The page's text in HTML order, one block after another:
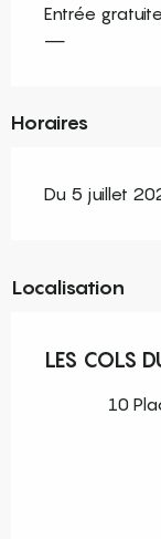
Entrée gratuite
—
Horaires
Du 5 juillet
Localisation
LES COLS
10